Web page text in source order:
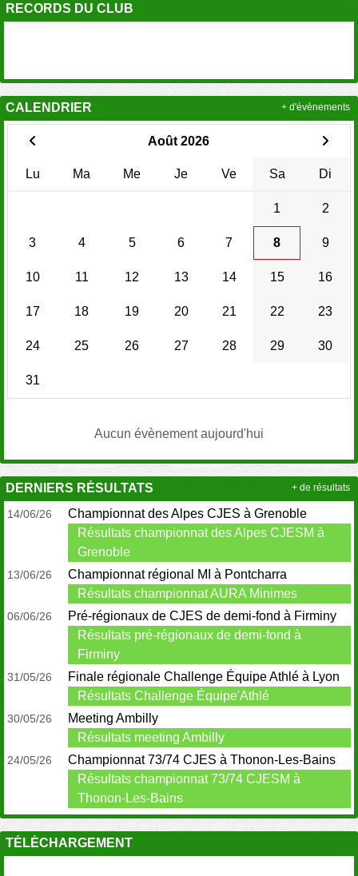
RECORDS DU CLUB
CALENDRIER
Août 2026
Lu Ma Me Je Ve Sa Di
1 2
3 4 5 6 7 8 9
10 11 12 13 14 15 16
17 18 19 20 21 22 23
24 25 26 27 28 29 30
31
Aucun évènement aujourd'hui
+ d'évènements
DERNIERS RÉSULTATS
14/06/26
Championnat des Alpes CJES à Grenoble
Résultats championnat des Alpes CJESM à
Grenoble
13/06/26
Championnat régional MI à Pontcharra
Résultats championnat AURA Minimes
06/06/26
Pré-régionaux de CJES de demi-fond à Firminy
Résultats pré-régionaux de demi-fond à
Firminy
31/05/26
Finale régionale Challenge Équipe Athlé à Lyon
Résultats Challenge Équipe'Athlé
30/05/26
Meeting Ambilly
Résultats meeting Ambilly
24/05/26
Championnat 73/74 CJES à Thonon-Les-Bains
Résultats championnat 73/74 CJESM à
Thonon-Les-Bains
+ de résultats
TÉLÉCHARGEMENT